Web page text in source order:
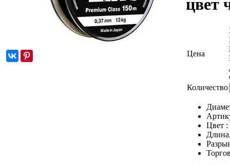
цвет
Цена
Количество
Цвет :